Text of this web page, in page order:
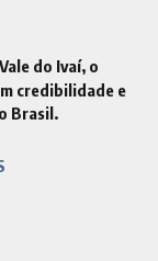
do Ivaí, o
credibilidade e
Brasil.